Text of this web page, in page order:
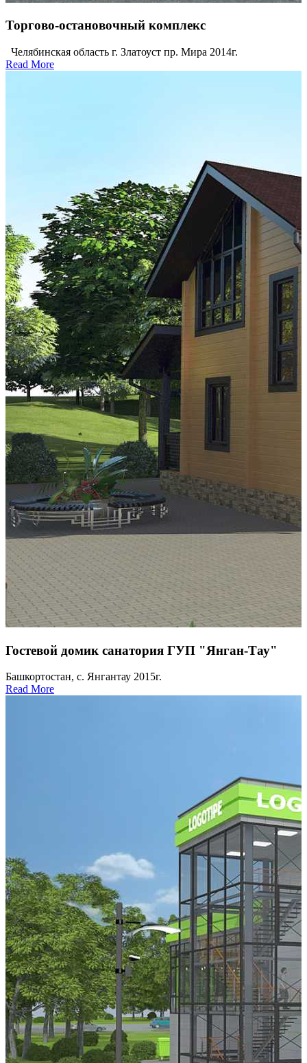
Торгово-остановочный комплекс
Челябинская область г. Златоуст пр. Мира 2014г.
Read More
Гостевой домик санатория ГУП "Янган-Тау"
Башкортостан, с. Янгантау 2015г.
Read More